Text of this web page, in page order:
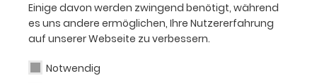
Einige davon werden zwingend benötigt, während
es uns andere ermöglichen, Ihre Nutzererfahrung
auf unserer Webseite zu verbessern.
Notwendig
BALLETT
Jana Nenadović